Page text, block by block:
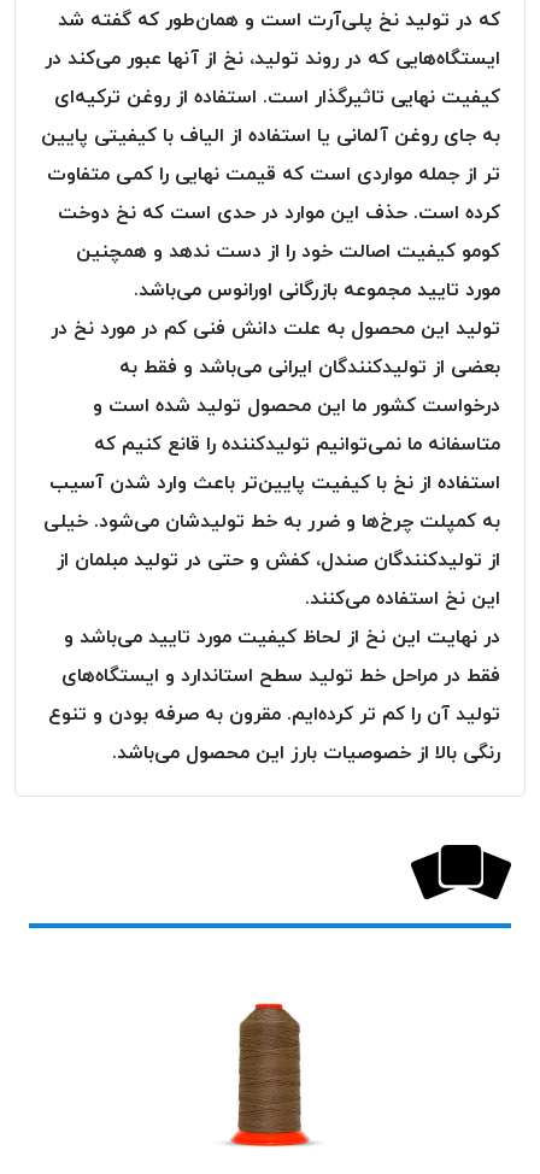
PARMA
DOVE
نخ گلدوزی
FILKRISTAL
نخ
نسوز
Aramid
&
Para-
Aramid
که در تولید نخ پلی‌آرت است و همان‌طور که گفته شد
ایستگاه‌هایی که در روند تولید، نخ از آنها عبور می‌کند در
کیفیت نهایی تاثیرگذار است. استفاده از روغن ترکیه‌ای
به جای روغن آلمانی یا استفاده از الیاف با کیفیتی پایین
تر از جمله مواردی است که قیمت نهایی را کمی متفاوت
کرده است. حذف این موارد در حدی است که نخ دوخت
کومو کیفیت اصالت خود را از دست ندهد و همچنین
مورد تایید مجموعه بازرگانی اورانوس می‌باشد.
تولید این محصول به علت دانش فنی کم در مورد نخ در
بعضی از تولیدکنندگان ایرانی می‌باشد و فقط به
درخواست کشور ما این محصول تولید شده است و
متاسفانه ما نمی‌توانیم تولیدکننده را قانع کنیم که
استفاده از نخ‌ با کیفیت پایین‌تر باعث وارد شدن آسیب
به کمپلت چرخ‌ها و ضرر به خط تولیدشان می‌شود. خیلی
از تولیدکنندگان صندل، کفش و حتی در تولید مبلمان از
این نخ استفاده می‌کنند.
در نهایت این نخ از لحاظ کیفیت مورد تایید می‌باشد و
فقط در مراحل خط تولید سطح استاندارد و ایستگاه‌های
تولید آن را کم تر کرده‌ایم. مقرون به صرفه بودن و تنوع
رنگی بالا از خصوصیات بارز این محصول می‌باشد.